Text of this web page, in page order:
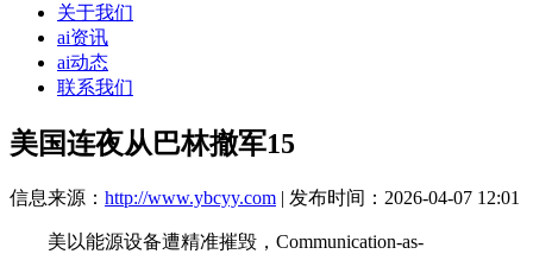
关于我们
ai资讯
ai动态
联系我们
美国连夜从巴林撤军15
信息来源： http://www.ybcyy.com | 发布时间：2026-04-07 12:01
美以能源设备遭精准摧毁，Communication-as-